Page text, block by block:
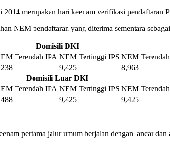
2014 merupakan hari keenam verifikasi
NEM pendaftaran yang diterima sementara
Domisili DKI
Terendah IPA NEM Tertinggi IPS NEM
9,425
8,963
Domisili Luar DKI
Terendah IPA NEM Tertinggi IPS NEM
9,425 9,425
pertama jalur umum berjalan dengan lancar dan